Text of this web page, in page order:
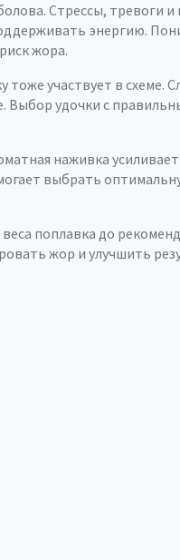
. Стрессы, тревоги
энергию.
жора.
тоже участвует в схеме.
Выбор удочки с
наживка
выбрать
поплавка до
жор и улучшить